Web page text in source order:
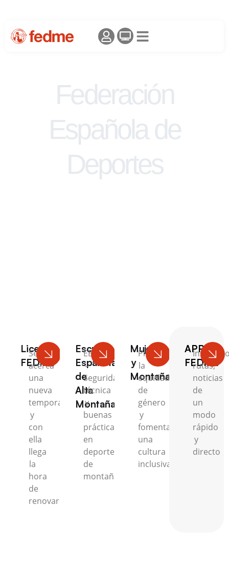
Federación
Española de
Deportes
Licencia
FEDME
Se
acerca
una
nueva
temporada
y
con
ella
llega
la
hora
de
renovar.
Escuela
Española
de
Alta
Montaña
EEAM
–
Seguridad,
técnica
y
buenas
prácticas
en
deportes
de
montaña.
Mujer
y
Montaña
Promovemos
la
equidad
de
género
y
fomentamos
una
cultura
inclusiva.
APP
FEDME
rutas,
noticias
de
un
modo
rápido
y
directo